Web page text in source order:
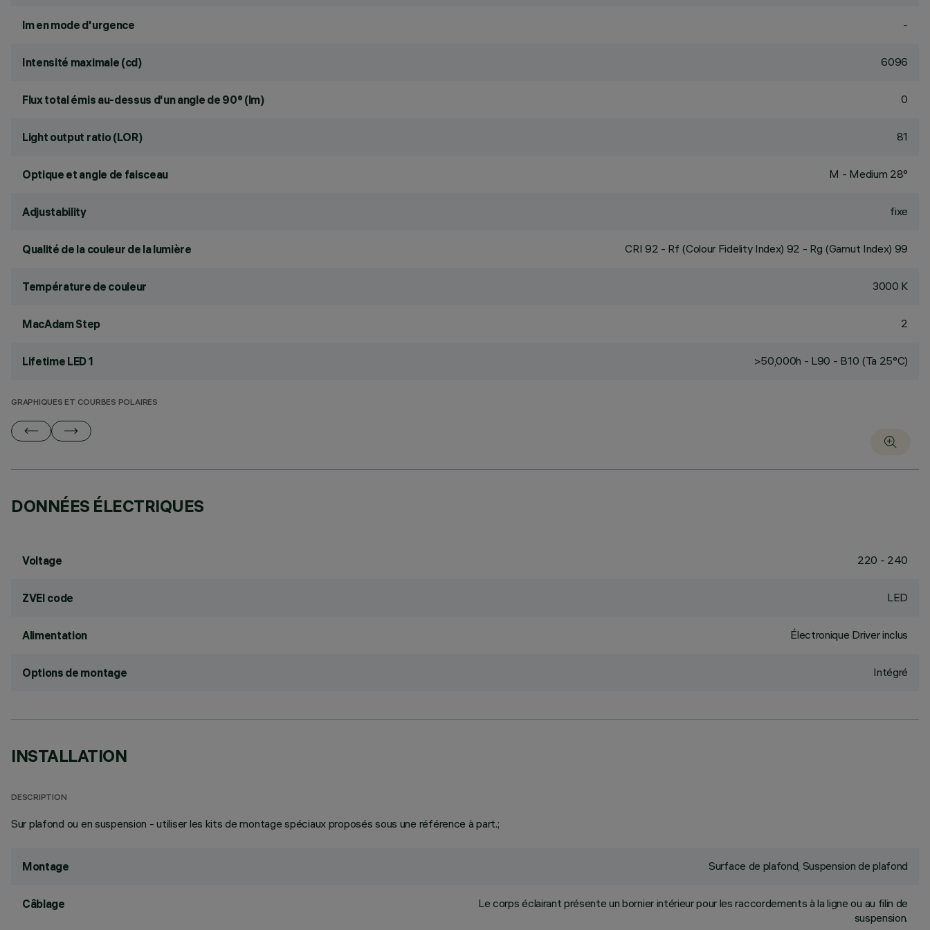
lm en mode d'urgence -
Intensité maximale (cd) 6096
Flux total émis au-dessus d'un angle de 90° (lm) 0
Light output ratio (LOR) 81
Optique et angle de faisceau M - Medium 28°
Adjustability fixe
Qualité de la couleur de la lumière CRI 92 - Rf (Colour Fidelity Index) 92 - Rg (Gamut Index) 99
Température de couleur 3000 K
MacAdam Step 2
Lifetime LED 1 >50,000h - L90 - B10 (Ta 25°C)
GRAPHIQUES ET COURBES POLAIRES
DONNÉES ÉLECTRIQUES
Voltage 220 - 240
ZVEI code LED
Alimentation Électronique Driver inclus
Options de montage Intégré
INSTALLATION
DESCRIPTION
Sur plafond ou en suspension - utiliser les kits de montage spéciaux proposés sous une référence à part.;
Montage Surface de plafond, Suspension de plafond
Câblage
Le corps éclairant présente un bornier intérieur pour les raccordements à la ligne ou au filin de
suspension.